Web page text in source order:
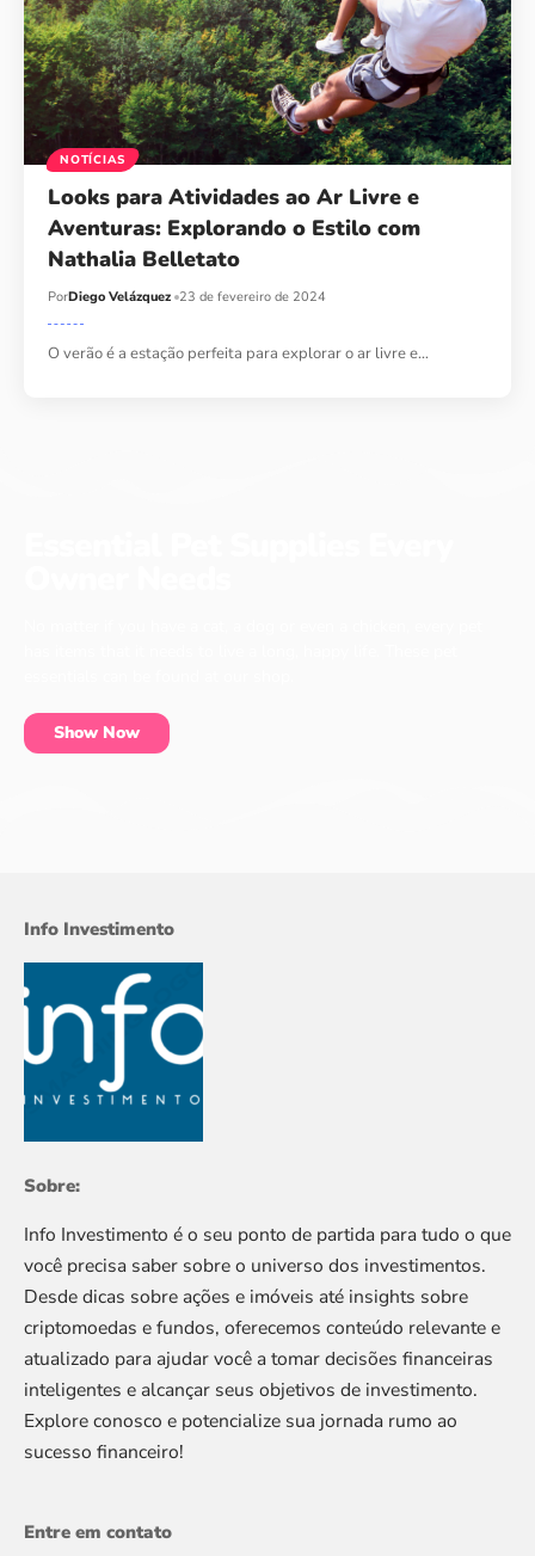
NOTÍCIAS
Looks para Atividades ao Ar Livre e
Aventuras: Explorando o Estilo com
Nathalia Belletato
PorDiego Velázquez 23 de fevereiro de 2024
O verão é a estação perfeita para explorar o ar livre e…
Show Now
Info Investimento
Sobre:
Info Investimento é o seu ponto de partida para tudo o que
você precisa saber sobre o universo dos investimentos.
Desde dicas sobre ações e imóveis até insights sobre
criptomoedas e fundos, oferecemos conteúdo relevante e
atualizado para ajudar você a tomar decisões financeiras
inteligentes e alcançar seus objetivos de investimento.
Explore conosco e potencialize sua jornada rumo ao
sucesso financeiro!
Entre em contato